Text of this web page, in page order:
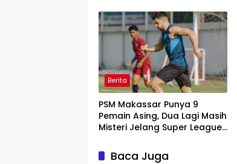
Berita
PSM Makassar Punya 9
Pemain Asing, Dua Lagi Masih
Misteri Jelang Super League
Baca Juga